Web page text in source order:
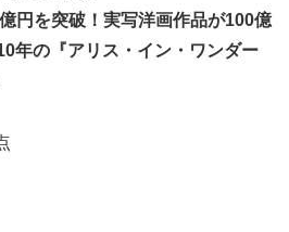
円を突破！実写洋画作品が100億
年の『アリス・イン・ワンダー